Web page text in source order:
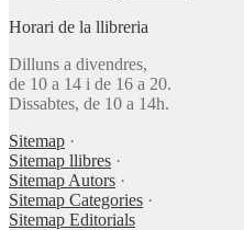
Horari de la llibreria
Dilluns a divendres,
de 10 a 14 i de 16 a 20.
Dissabtes, de 10 a 14h.
Sitemap ·
Sitemap llibres ·
Sitemap Autors ·
Sitemap Categories ·
Sitemap Editorials